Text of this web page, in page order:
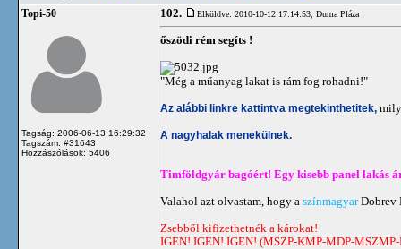
Topi-50
Tagság: 2006-06-13 16:29:32
Tagszám: #31643
Hozzászólások: 5406
102. Elküldve: 2010-10-12 17:14:53, Duma Pláza
őszödi rém segíts !
"Még a műanyag lakat is rám fog rohadni!"
Az alábbi linkre kattintva megtekinthetitek,
A nagyhalak menekülnek.
Timföldgyár bagóért! Egy kisebb panel lakás
Valahol azt olvastam, hogy a színmagyarDobrev
Zsebből kifizethetnék a károkat!
IGEN! IGEN! IGEN! (MSZP-KMP-MDP-MSZMP-